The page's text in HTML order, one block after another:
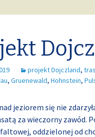
projekt Dojczland,
, Gruenewald, Hohnstein,
jeziorem się nie
za wieczorny zawód.
oddzielonej od